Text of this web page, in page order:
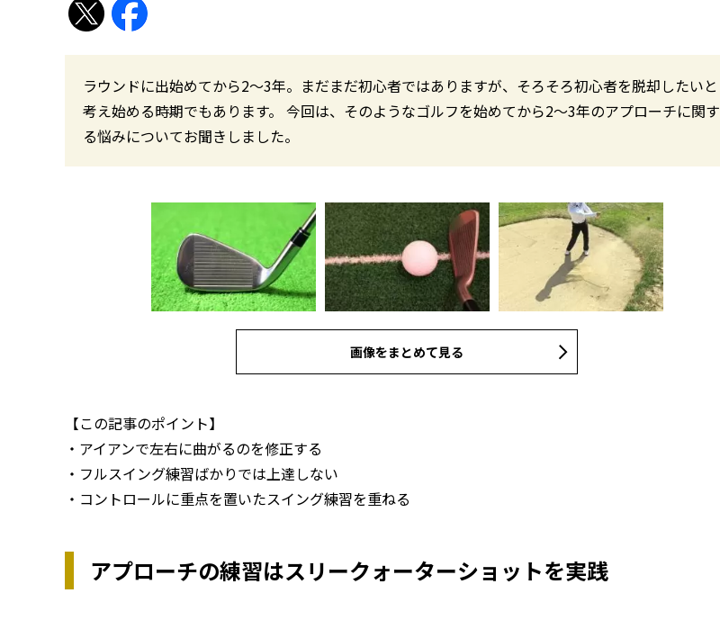
ラウンドに出始めてから2〜3年。まだまだ初心者ではありますが、そろそろ初心者を脱却したいと
考え始める時期でもあります。 今回は、そのようなゴルフを始めてから2〜3年のアプローチに関す
る悩みについてお聞きしました。
画像をまとめて見る
【この記事のポイント】
・アイアンで左右に曲がるのを修正する
・フルスイング練習ばかりでは上達しない
・コントロールに重点を置いたスイング練習を重ねる
アプローチの練習はスリークォーターショットを実践